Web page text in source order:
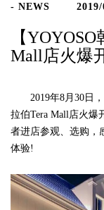
- NEWS
【
Mall店火爆
2019年8月30日，
拉伯Tera Mall店火爆开业，门店营业到夜晚，依然有很多当地消费
者进店参观、选购，
体验!